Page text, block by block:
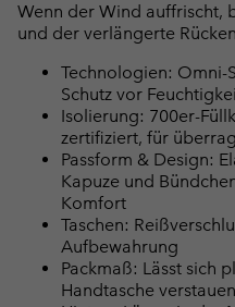
Wenn der Wind auffrischt,
und der verlängerte
Technologien:
Schutz vor
Isolierung: 700er-
zertifiziert, für
Passform & Design:
Kapuze und
Komfort
Taschen:
Aufbewahrung
Packmaß: Lässt sich
Handtasche verstauen